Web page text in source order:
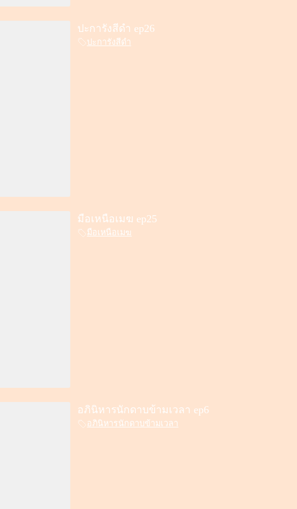
ปะการังสีดำ ep26
ปะการังสีดำ
มือเหนือเมฆ ep25
มือเหนือเมฆ
อภินิหารนักดาบข้ามเวลา ep6
อภินิหารนักดาบข้ามเวลา